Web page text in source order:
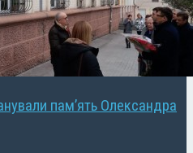
пам’ять Олександра